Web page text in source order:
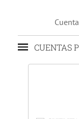
CUENTAS